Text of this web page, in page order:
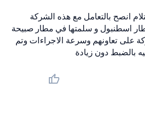
انصح بالتعامل مع هذه الشركة
اسطنبول و سلمتها في مطار صبيحة
على تعاونهم وسرعة الاجراءات وتم
بالضبط دون زيادة